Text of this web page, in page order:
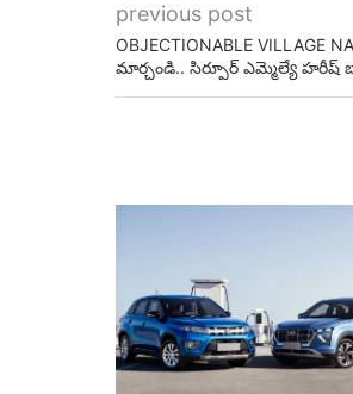
previous post
OBJECTIONABLE VILLAGE
మార్చండి.. సిర్పూర్ ఎమ్మెల్యే హరీష్